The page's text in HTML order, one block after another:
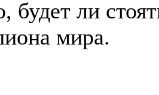
будет ли
мира.